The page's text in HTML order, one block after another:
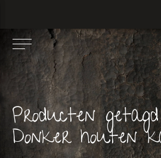
Producten
Donker houten